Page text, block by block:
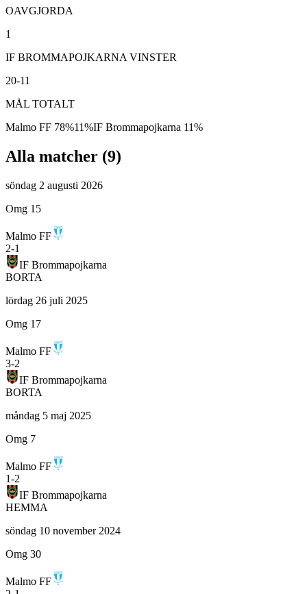
OAVGJORDA
1
IF BROMMAPOJKARNA VINSTER
20-11
MÅL TOTALT
Malmo FF 78%11%IF Brommapojkarna 11%
Alla matcher (9)
söndag 2 augusti 2026
Omg 15
Malmo FF
2-1
IF Brommapojkarna
BORTA
lördag 26 juli 2025
Omg 17
Malmo FF
3-2
IF Brommapojkarna
BORTA
måndag 5 maj 2025
Omg 7
Malmo FF
1-2
IF Brommapojkarna
HEMMA
söndag 10 november 2024
Omg 30
Malmo FF